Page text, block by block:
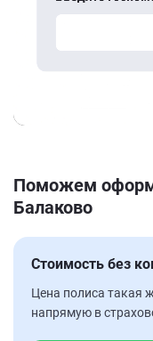
Поможем
Балаково
Стоимость без
Цена полиса такая
напрямую в